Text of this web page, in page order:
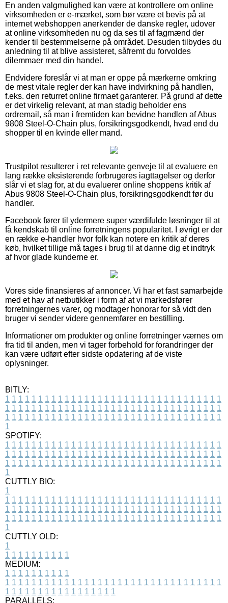
En anden valgmulighed kan være at kontrollere om online
virksomheden er e-mærket, som bør være et bevis på at
internet webshoppen anerkender de danske regler, udover
at online virksomheden nu og da ses til af fagmænd der
kender til bestemmelserne på området. Desuden tilbydes du
anledning til at blive assisteret, såfremt du forvoldes
dilemmaer med din handel.
Endvidere foreslår vi at man er oppe på mærkerne omkring
de mest vitale regler der kan have indvirkning på handlen,
f.eks. den returret online firmaet garanterer. På grund af dette
er det virkelig relevant, at man stadig beholder ens
ordremail, så man i fremtiden kan bevidne handlen af Abus
9808 Steel-O-Chain plus, forsikringsgodkendt, hvad end du
shopper til en kvinde eller mand.
Trustpilot resulterer i ret relevante genveje til at evaluere en
lang række eksisterende forbrugeres iagttagelser og derfor
slår vi et slag for, at du evaluerer online shoppens kritik af
Abus 9808 Steel-O-Chain plus, forsikringsgodkendt før du
handler.
Facebook fører til ydermere super værdifulde løsninger til at
få kendskab til online forretningens popularitet. I øvrigt er der
en række e-handler hvor folk kan notere en kritik af deres
køb, hvilket tillige må tages i brug til at danne dig et indtryk
af hvor glade kunderne er.
Vores side finansieres af annoncer. Vi har et fast samarbejde
med et hav af netbutikker i form af at vi markedsfører
forretningernes varer, og modtager honorar for så vidt den
bruger vi sender videre gennemfører en bestilling.
Informationer om produkter og online forretninger værnes om
fra tid til anden, men vi tager forbehold for forandringer der
kan være udført efter sidste opdatering af de viste
oplysninger.
BITLY:
1 1 1 1 1 1 1 1 1 1 1 1 1 1 1 1 1 1 1 1 1 1 1 1 1 1 1 1 1 1 1 1 1
1 1 1 1 1 1 1 1 1 1 1 1 1 1 1 1 1 1 1 1 1 1 1 1 1 1 1 1 1 1 1 1 1
1 1 1 1 1 1 1 1 1 1 1 1 1 1 1 1 1 1 1 1 1 1 1 1 1 1 1 1 1 1 1 1 1
1
SPOTIFY:
1 1 1 1 1 1 1 1 1 1 1 1 1 1 1 1 1 1 1 1 1 1 1 1 1 1 1 1 1 1 1 1 1
1 1 1 1 1 1 1 1 1 1 1 1 1 1 1 1 1 1 1 1 1 1 1 1 1 1 1 1 1 1 1 1 1
1 1 1 1 1 1 1 1 1 1 1 1 1 1 1 1 1 1 1 1 1 1 1 1 1 1 1 1 1 1 1 1 1
1
CUTTLY BIO:
1
1 1 1 1 1 1 1 1 1 1 1 1 1 1 1 1 1 1 1 1 1 1 1 1 1 1 1 1 1 1 1 1 1
1 1 1 1 1 1 1 1 1 1 1 1 1 1 1 1 1 1 1 1 1 1 1 1 1 1 1 1 1 1 1 1 1
1 1 1 1 1 1 1 1 1 1 1 1 1 1 1 1 1 1 1 1 1 1 1 1 1 1 1 1 1 1 1 1 1
1
CUTTLY OLD:
1
1 1 1 1 1 1 1 1 1 1
MEDIUM:
1 1 1 1 1 1 1 1 1 1
1 1 1 1 1 1 1 1 1 1 1 1 1 1 1 1 1 1 1 1 1 1 1 1 1 1 1 1 1 1 1 1 1
1 1 1 1 1 1 1 1 1 1 1 1 1 1 1 1 1
PARALLELS: